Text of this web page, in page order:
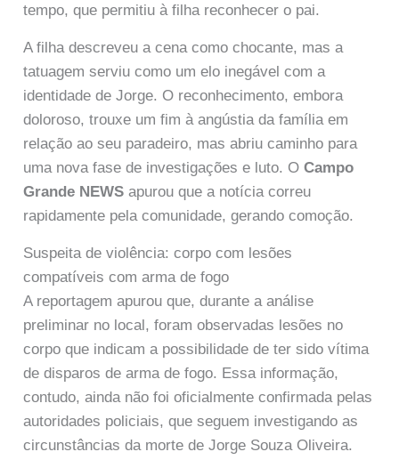
tempo, que permitiu à filha reconhecer o pai.
A filha descreveu a cena como chocante, mas a
tatuagem serviu como um elo inegável com a
identidade de Jorge. O reconhecimento, embora
doloroso, trouxe um fim à angústia da família em
relação ao seu paradeiro, mas abriu caminho para
uma nova fase de investigações e luto. OCampo
Grande NEWS apurou que a notícia correu
rapidamente pela comunidade, gerando comoção.
Suspeita de violência: corpo com lesões
compatíveis com arma de fogo
A reportagem apurou que, durante a análise
preliminar no local, foram observadas lesões no
corpo que indicam a possibilidade de ter sido vítima
de disparos de arma de fogo. Essa informação,
contudo, ainda não foi oficialmente confirmada pelas
autoridades policiais, que seguem investigando as
circunstâncias da morte de Jorge Souza Oliveira.